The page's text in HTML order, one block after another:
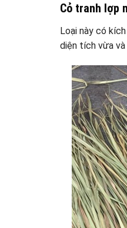
Cỏ tranh lợp
Loại này có
diện tích vừa và